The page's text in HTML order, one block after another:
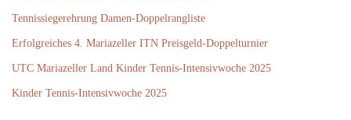
Tennissiegerehrung Damen-Doppelrangliste
Erfolgreiches 4. Mariazeller ITN Preisgeld-Doppelturnier
UTC Mariazeller Land Kinder Tennis-Intensivwoche 2025
Kinder Tennis-Intensivwoche 2025